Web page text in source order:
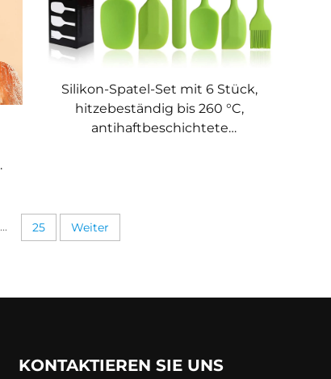
Silikon-Spatel-Set mit 6 Stück,
hitzebeständig bis 260 °C,
antihaftbeschichtete
... 25 Weiter
KONTAKTIEREN SIE UNS